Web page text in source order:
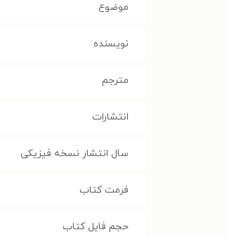
موضوع
نویسنده
مترجم
انتشارات
سال انتشار نسخه فیزیکی
فرمت کتاب
حجم فایل کتاب